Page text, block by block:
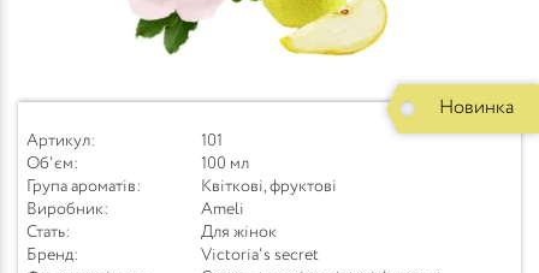
Артикул:
101
Об'єм:
100 мл
Група ароматів:
Квіткові, фруктові
Виробник:
Ameli
Стать:
Для жінок
Бренд:
Victoria's secret
Новинка